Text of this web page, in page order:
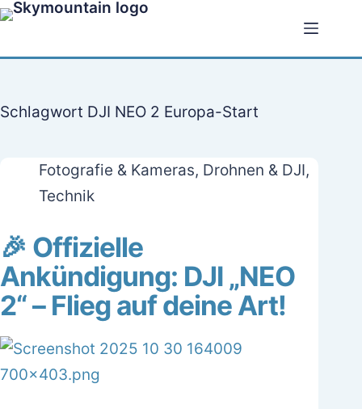
Zum
springen
Schlagwort DJI NEO 2 Europa-Start
Fotografie & Kameras, Drohnen & DJI,
Technik
🎉 Offizielle
Ankündigung: DJI „NEO
2“ – Flieg auf deine Art!